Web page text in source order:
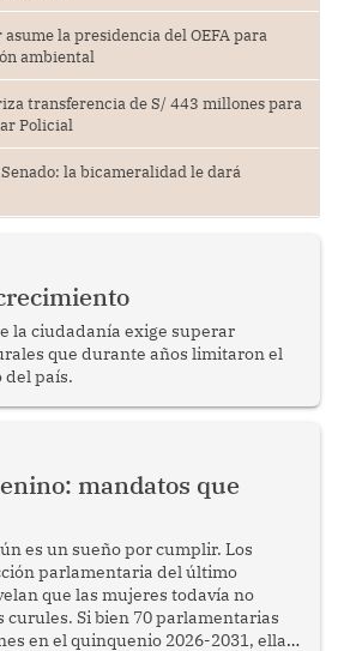
asume la presidencia del OEFA para
ambiental
transferencia de S/ 443 millones para
Policial
la bicameralidad le dará
la ciudadanía exige superar
que durante años limitaron el
país.
mandatos que
es un sueño por cumplir. Los
parlamentaria del último
que las mujeres todavía no
curules. Si bien 70 parlamentarias
en el quinquenio 2026-2031, ellas